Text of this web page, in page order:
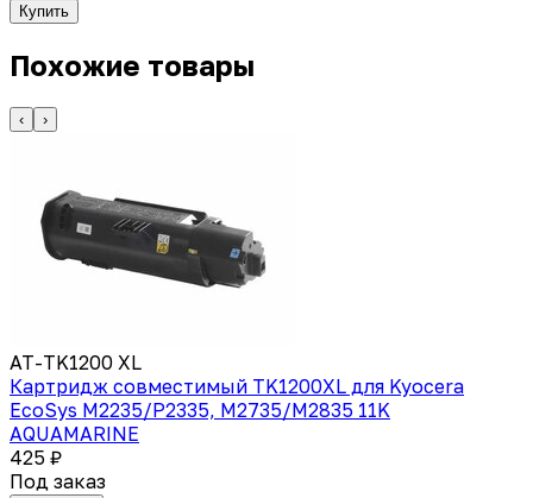
Купить
Похожие товары
‹ ›
AT-TK1200 XL
Картридж совместимый TK1200XL для Kyocera
EcoSys M2235/P2335, M2735/M2835 11K
AQUAMARINE
425 ₽
Под заказ